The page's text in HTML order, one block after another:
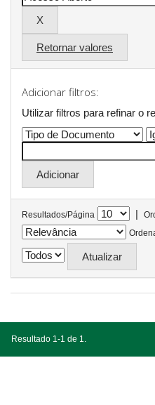
Retornar valores
Adicionar filtros:
Utilizar filtros para refinar o
Resultados/Página |
Resultado 1-1 de 1.